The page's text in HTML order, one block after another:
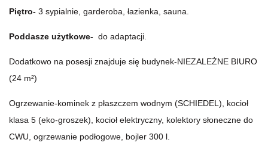
Piętro- 3 sypialnie, garderoba, łazienka, sauna.
Poddasze użytkowe- do adaptacji.
Dodatkowo na posesji znajduje się budynek-NIEZALEŻNE BIURO
(24 m²)
Ogrzewanie-kominek z płaszczem wodnym (SCHIEDEL), kocioł
klasa 5 (eko-groszek), kocioł elektryczny, kolektory słoneczne do
CWU, ogrzewanie podłogowe, bojler 300 l.